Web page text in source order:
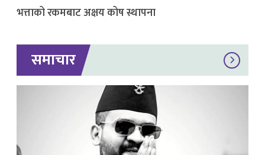
भत्ताको रकमबाट अक्षय कोष स्थापना
समाचार